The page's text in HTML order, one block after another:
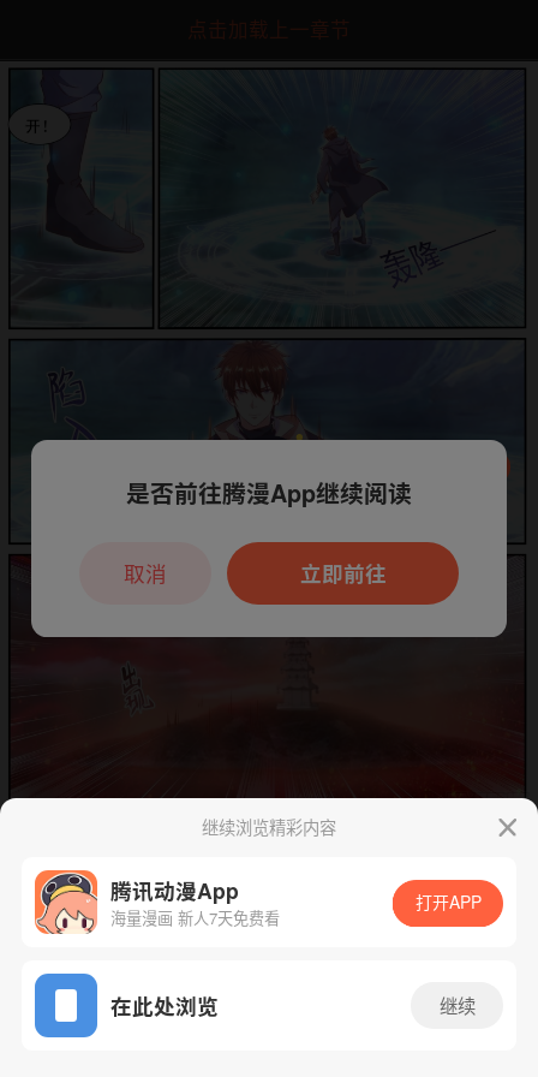
点击加载上一章节
App免费看
下一话 腾漫App免费看
继续浏览精彩内容
腾讯动漫App
海量漫画 新人7天免费看
打开APP
在此处浏览 继续
本章节仅支持App阅读，可打开App新用
户7天免费看
是否前往腾漫App继续阅读
立即前往
取消